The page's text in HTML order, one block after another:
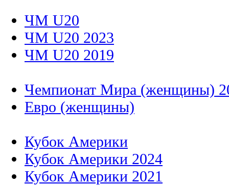
ЧМ U20
ЧМ U20 2023
ЧМ U20 2019
Чемпионат Мира (женщины)
Евро (женщины)
Кубок Америки
Кубок Америки 2024
Кубок Америки 2021